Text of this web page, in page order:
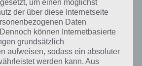
Lösungen präsentieren wir daher auch
keine weiteren Informationen parat!
um einen möglichst
der über diese Internetseite
Daten
können Internetbasierte
grundsätzlich
aufweisen, sodass ein absoluter
werden kann. Aus